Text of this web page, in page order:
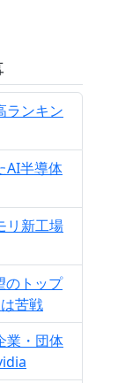
ランキン
AI半導体
リ新工場
のトップ
苦戦
業・団体